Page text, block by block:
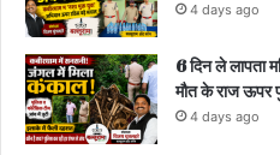
4 days ago
6 दिन ले लापता
मौत के राज ऊपर
4 days ago